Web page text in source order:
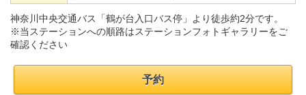
神奈川中央交通バス「鶴が台入口バス停」より徒歩約2分です。
※当ステーションへの順路はステーションフォトギャラリーをご
確認ください
予約